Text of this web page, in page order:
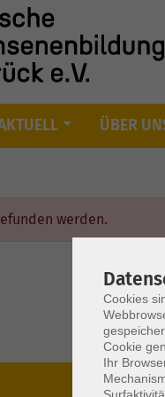
ÜBER
werden.
Cookies
Cookie
Ihr